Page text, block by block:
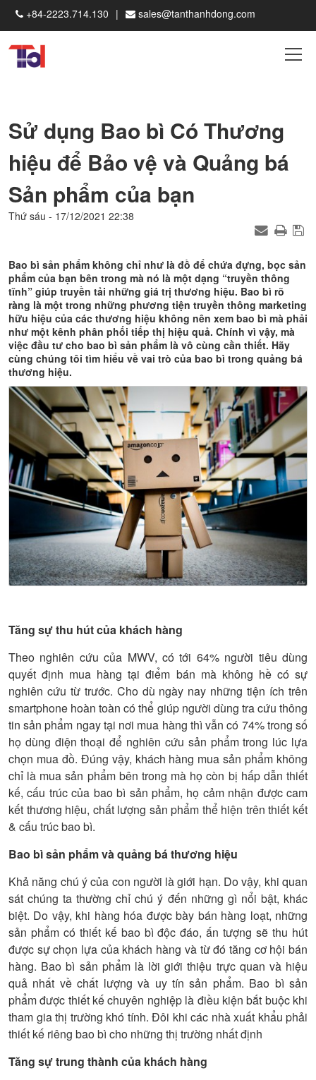
+84-2223.714.130 sales@tanthanhdong.com
Sử dụng Bao bì Có Thương
hiệu để Bảo vệ và Quảng bá
Sản phẩm của bạn
Thứ sáu - 17/12/2021 22:38
Bao bì sản phẩm không chỉ như là đồ để chứa đựng, bọc sản
phẩm của bạn bên trong mà nó là một dạng “truyền thông
tĩnh” giúp truyền tải những giá trị thương hiệu. Bao bì rõ
ràng là một trong những phương tiện truyền thông marketing
hữu hiệu của các thương hiệu không nên xem bao bì mà phải
như một kênh phân phối tiếp thị hiệu quả. Chính vì vậy, mà
việc đầu tư cho bao bì sản phẩm là vô cùng cần thiết. Hãy
cùng chúng tôi tìm hiểu về vai trò của bao bì trong quảng bá
thương hiệu.
Tăng sự thu hút của khách hàng
Theo nghiên cứu của MWV, có tới 64% người tiêu dùng
quyết định mua hàng tại điểm bán mà không hề có sự
nghiên cứu từ trước. Cho dù ngày nay những tiện ích trên
smartphone hoàn toàn có thể giúp người dùng tra cứu thông
tin sản phẩm ngay tại nơi mua hàng thì vẫn có 74% trong số
họ dùng điện thoại để nghiên cứu sản phẩm trong lúc lựa
chọn mua đồ. Đúng vậy, khách hàng mua sản phẩm không
chỉ là mua sản phẩm bên trong mà họ còn bị hấp dẫn thiết
kế, cấu trúc của bao bì sản phẩm, họ cảm nhận được cam
kết thương hiệu, chất lượng sản phẩm thể hiện trên thiết kết
& cấu trúc bao bì.
Bao bì sản phẩm và quảng bá thương hiệu
Khả năng chú ý của con người là giới hạn. Do vậy, khi quan
sát chúng ta thường chỉ chú ý đến những gì nổi bật, khác
biệt. Do vậy, khi hàng hóa được bày bán hàng loạt, những
sản phẩm có thiết kế bao bì độc đáo, ấn tượng sẽ thu hút
được sự chọn lựa của khách hàng và từ đó tăng cơ hội bán
hàng. Bao bì sản phẩm là lời giới thiệu trực quan và hiệu
quả nhất về chất lượng và uy tín sản phẩm. Bao bì sản
phẩm được thiết kế chuyên nghiệp là điều kiện bắt buộc khi
tham gia thị trường khó tính. Đôi khi các nhà xuất khẩu phải
thiết kế riêng bao bì cho những thị trường nhất định
Tăng sự trung thành của khách hàng